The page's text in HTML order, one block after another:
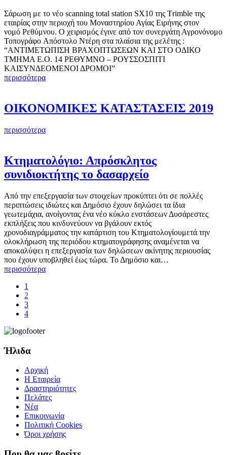
Σάρωση με το νέο scanning total station SX10 της Τrimble της
εταιρίας στην περιοχή του Mοναστηρίου Αγίας Ειρήνης στον
νομό Ρεθύμνου. Ο χειρισμός έγινε από τον συνεργάτη Αγρονόνομο
Τοπογράφο Απόστολο Ντέρη στα πλαίσια της μελέτης :
“ΑΝΤΙΜΕΤΩΠΙΣΗ ΒΡΑΧΟΠΤΩΣΕΩΝ ΚΑΙ ΣΤΟ ΟΔΙΚΟ
ΤΜΗΜΑ Ε.Ο. 14 ΡΕΘΥΜΝΟ – ΡΟΥΣΣΟΣΠΙΤΙ
ΚΑΙΣΥΝΔΕΟΜΕΝΟΙ ΔΡΟΜΟΙ”
περισσότερα
ΟΙΚΟΝΟΜΙΚΕΣ ΚΑΤΑΣΤΑΣΕΙΣ 2019
περισσότερα
Κτηματολόγιο: Απρόσκλητος
συνιδιοκτήτης το δασαρχείο
Από την επεξεργασία των στοιχείων προκύπτει ότι σε πολλές
περιπτώσεις ιδιώτες και Δημόσιο έχουν δηλώσει τα ίδια
γεωτεμάχια, ανοίγοντας ένα νέο κύκλο ενστάσεων Δυσάρεστες
εκπλήξεις που κινδυνεύουν να βγάλουν εκτός
χρονοδιαγράμματος την κατάρτιση του Κτηματολογίουμετά την
ολοκλήρωση της περιόδου κτηματογράφησης αναμένεται να
αποκαλύψει η επεξεργασία των δηλώσεων ακίνητης περιουσίας
που έχουν υποβληθεί έως τώρα. Το Δημόσιο και…
περισσότερα
1
2
3
4
Ήλιδα
Αρχική
Η Εταιρεία
Δραστηριότητες
Πελάτες
Νέα
Επικοινωνία
Πολιτική Cookies
Όροι χρήσης